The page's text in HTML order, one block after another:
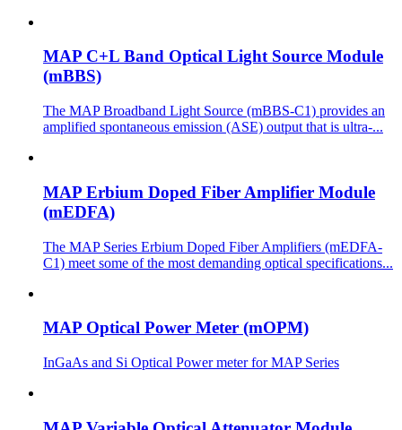
MAP C+L Band Optical Light Source Module
(mBBS)
The MAP Broadband Light Source (mBBS-C1) provides an
amplified spontaneous emission (ASE) output that is ultra-...
MAP Erbium Doped Fiber Amplifier Module
(mEDFA)
The MAP Series Erbium Doped Fiber Amplifiers (mEDFA-
C1) meet some of the most demanding optical specifications...
MAP Optical Power Meter (mOPM)
InGaAs and Si Optical Power meter for MAP Series